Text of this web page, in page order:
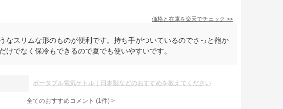
価格と在庫を楽天でチェック >>
なスリムな形のものが便利です。持ち手がついているのでさっと鞄か
けでなく保冷もできるので夏でも使いやすいです。
ポータブル電気ケトル｜日本製などのおすすめを教えてください
全てのおすすめコメント (1件) >